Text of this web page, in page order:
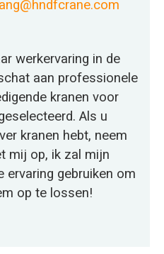
werkervaring in de
aan professionele
kranen voor
Als u
kranen hebt, neem
mij op, ik zal mijn
ervaring gebruiken om
op te lossen!